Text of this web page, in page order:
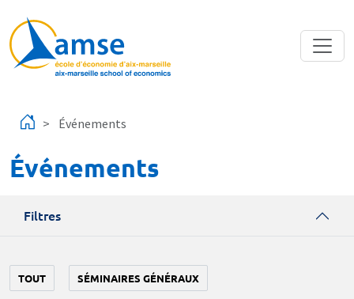
Événements
Événements
Filtres
TOUT SÉMINAIRES GÉNÉRAUX